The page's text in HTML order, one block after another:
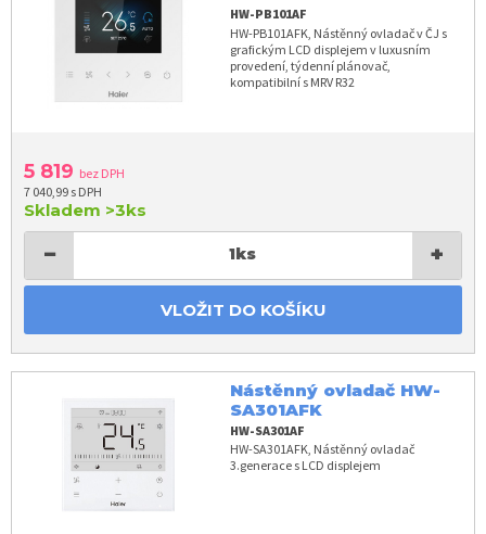
HW-PB101AF
HW-PB101AFK, Nástěnný ovladač v ČJ s
grafickým LCD displejem v luxusním
provedení, týdenní plánovač,
kompatibilní s MRV R32
5 819 bez DPH
7 040,99 s DPH
Skladem >3ks
− 1ks +
VLOŽIT DO KOŠÍKU
Nástěnný ovladač HW-
SA301AFK
HW-SA301AF
HW-SA301AFK, Nástěnný ovladač
3.generace s LCD displejem